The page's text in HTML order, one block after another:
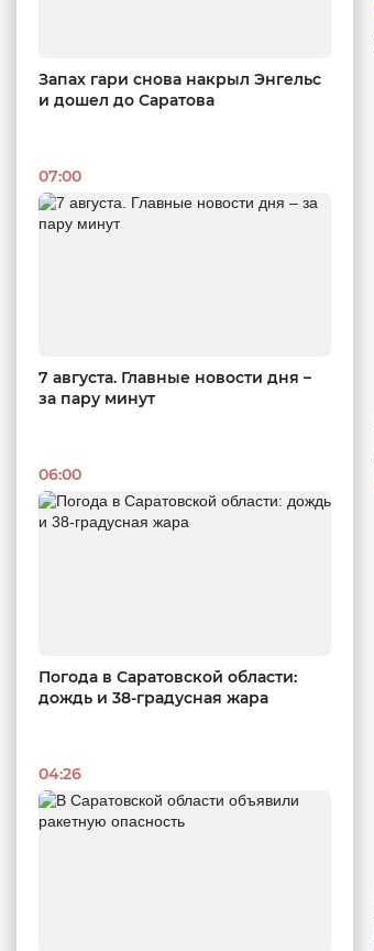
Запах гари снова накрыл Энгельс
и дошел до Саратова
07:00
7 августа. Главные новости дня –
за пару минут
06:00
Погода в Саратовской области:
дождь и 38-градусная жара
04:26